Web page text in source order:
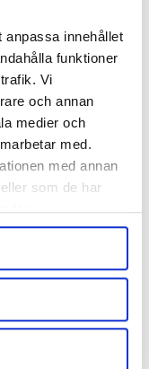
anpassa innehållet
funktioner
Vi
och annan
medier och
med.
med annan
som de har
Hell 10 kg